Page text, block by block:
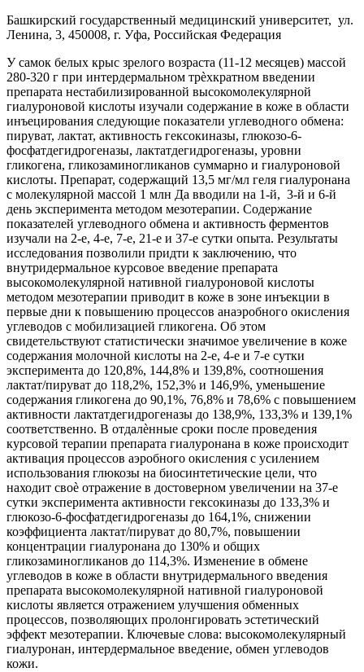
Башкирский государственный медицинский университет, ул.
Ленина, 3, 450008, г. Уфа, Российская Федерация
У самок белых крыс зрелого возраста (11-12 месяцев) массой
280-320 г при интердермальном трѐхкратном введении
препарата нестабилизированной высокомолекулярной
гиалуроновой кислоты изучали содержание в коже в области
инъецирования следующие показатели углеводного обмена:
пируват, лактат, активность гексокиназы, глюкозо-6-
фосфатдегидрогеназы, лактатдегидрогеназы, уровни
гликогена, гликозаминогликанов суммарно и гиалуроновой
кислоты. Препарат, содержащий 13,5 мг/мл геля гиалуронана
с молекулярной массой 1 млн Да вводили на 1-й, 3-й и 6-й
день эксперимента методом мезотерапии. Содержание
показателей углеводного обмена и активность ферментов
изучали на 2-е, 4-е, 7-е, 21-е и 37-е сутки опыта. Результаты
исследования позволили придти к заключению, что
внутридермальное курсовое введение препарата
высокомолекулярной нативной гиалуроновой кислоты
методом мезотерапии приводит в коже в зоне инъекции в
первые дни к повышению процессов анаэробного окисления
углеводов с мобилизацией гликогена. Об этом
свидетельствуют статистически значимое увеличение в коже
содержания молочной кислоты на 2-е, 4-е и 7-е сутки
эксперимента до 120,8%, 144,8% и 139,8%, соотношения
лактат/пируват до 118,2%, 152,3% и 146,9%, уменьшение
содержания гликогена до 90,1%, 76,8% и 78,6% с повышением
активности лактатдегидрогеназы до 138,9%, 133,3% и 139,1%
соответственно. В отдалѐнные сроки после проведения
курсовой терапии препарата гиалуронана в коже происходит
активация процессов аэробного окисления с усилением
использования глюкозы на биосинтетические цели, что
находит своѐ отражение в достоверном увеличении на 37-е
сутки эксперимента активности гексокиназы до 133,3% и
глюкозо-6-фосфатдегидрогеназы до 164,1%, снижении
коэффициента лактат/пируват до 80,7%, повышении
концентрации гиалуронана до 130% и общих
гликозаминогликанов до 114,3%. Изменение в обмене
углеводов в коже в области внутридермального введения
препарата высокомолекулярной нативной гиалуроновой
кислоты является отражением улучшения обменных
процессов, позволяющих пролонгировать эстетический
эффект мезотерапии. Ключевые слова: высокомолекулярный
гиалуронан, интердермальное введение, обмен углеводов
кожи.